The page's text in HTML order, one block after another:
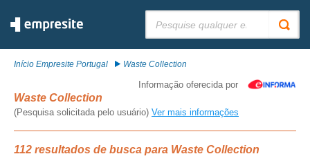
Início Empresite Portugal Waste Collection
Informação oferecida por
Waste Collection
(Pesquisa solicitada pelo usuário) Ver mais informações
112 resultados de busca para Waste Collection